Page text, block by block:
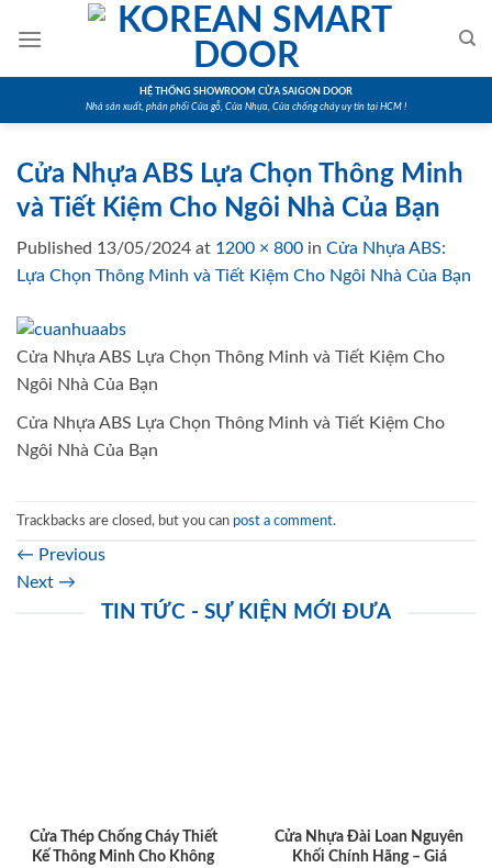
HỆ THỐNG SHOWROOM CỬA SAIGON DOOR
Nhà sản xuất, phân phối Cửa gỗ, Cửa Nhựa, Cửa chống cháy uy tín tại HCM !
Cửa Nhựa ABS Lựa Chọn Thông Minh
và Tiết Kiệm Cho Ngôi Nhà Của Bạn
Published 13/05/2024 at 1200 × 800 in Cửa Nhựa ABS:
Lựa Chọn Thông Minh và Tiết Kiệm Cho Ngôi Nhà Của Bạn
Cửa Nhựa ABS Lựa Chọn Thông Minh và Tiết Kiệm Cho
Ngôi Nhà Của Bạn
Cửa Nhựa ABS Lựa Chọn Thông Minh và Tiết Kiệm Cho
Ngôi Nhà Của Bạn
Trackbacks are closed, but you can post a comment.
← Previous
Next →
TIN TỨC - SỰ KIỆN MỚI ĐƯA
Cửa Thép Chống Cháy Thiết
Kế Thông Minh Cho Không
Cửa Nhựa Đài Loan Nguyên
Khối Chính Hãng – Giá